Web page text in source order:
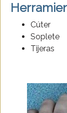
Cúter
Soplete
Tijeras